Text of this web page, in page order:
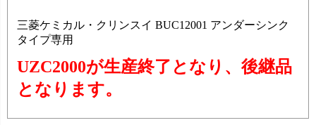
三菱ケミカル・クリンスイ BUC12001 アンダーシンク
タイプ専用
UZC2000が生産終了となり、後継品
となります。